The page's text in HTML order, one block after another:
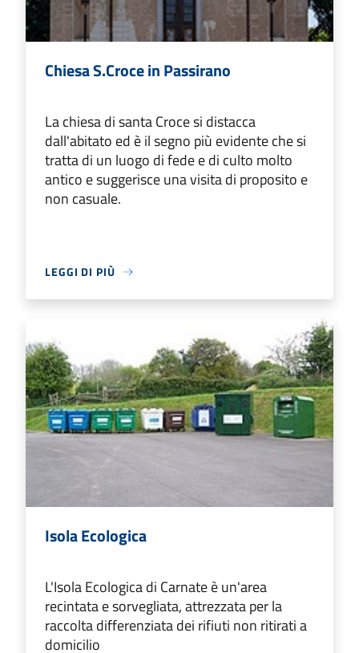
Chiesa S.Croce in Passirano
La chiesa di santa Croce si distacca
dall'abitato ed è il segno più evidente che si
tratta di un luogo di fede e di culto molto
antico e suggerisce una visita di proposito e
non casuale.
LEGGI DI PIÙ
Isola Ecologica
L'Isola Ecologica di Carnate è un'area
recintata e sorvegliata, attrezzata per la
raccolta differenziata dei rifiuti non ritirati a
domicilio